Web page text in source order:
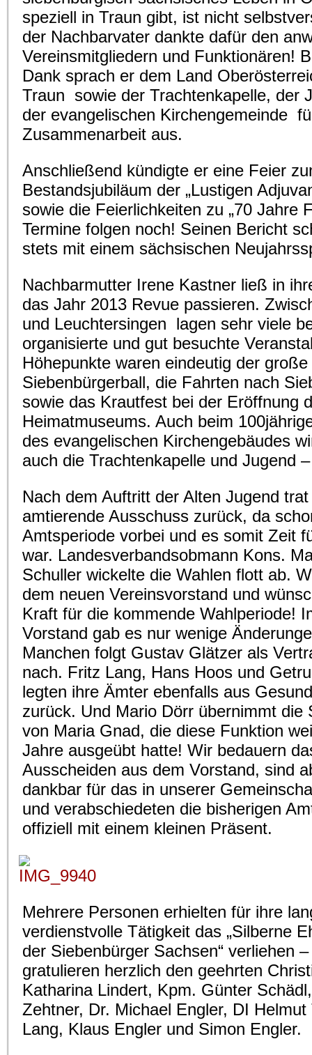
speziell in Traun gibt, ist nicht
der Nachbarvater dankte dafür den
Vereinsmitgliedern und Funktionären!
Dank sprach er dem Land
Traun sowie der Trachtenkapelle, der
der evangelischen Kirchengemeinde
Zusammenarbeit aus.
Anschließend kündigte er eine Feier
Bestandsjubiläum der „Lustigen
sowie die Feierlichkeiten zu „70 Jahre
Termine folgen noch! Seinen Bericht
stets mit einem sächsischen
Nachbarmutter Irene Kastner ließ in
das Jahr 2013 Revue passieren.
und Leuchtersingen lagen sehr viele
organisierte und gut besuchte
Höhepunkte waren eindeutig der
Siebenbürgerball, die Fahrten nach
sowie das Krautfest bei der Eröffnung
Heimatmuseums. Auch beim
des evangelischen Kirchengebäudes
auch die Trachtenkapelle und Jugend
Nach dem Auftritt der Alten Jugend
amtierende Ausschuss zurück, da
Amtsperiode vorbei und es somit Zeit
war. Landesverbandsobmann Kons.
Schuller wickelte die Wahlen flott ab.
dem neuen Vereinsvorstand und
Kraft für die kommende Wahlperiode!
Vorstand gab es nur wenige
Manchen folgt Gustav Glätzer als
nach. Fritz Lang, Hans Hoos und
legten ihre Ämter ebenfalls aus
zurück. Und Mario Dörr übernimmt die
von Maria Gnad, die diese Funktion
Jahre ausgeübt hatte! Wir bedauern
Ausscheiden aus dem Vorstand, sind
dankbar für das in unserer
und verabschiedeten die bisherigen
offiziell mit einem kleinen Präsent.
Mehrere Personen erhielten für ihre
verdienstvolle Tätigkeit das „Silberne
der Siebenbürger Sachsen“ verliehen
gratulieren herzlich den geehrten
Katharina Lindert, Kpm. Günter
Zehtner, Dr. Michael Engler, DI
Lang, Klaus Engler und Simon Engler.